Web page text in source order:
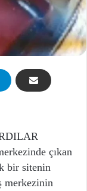
çıkan
bir sitenin
merkezinin